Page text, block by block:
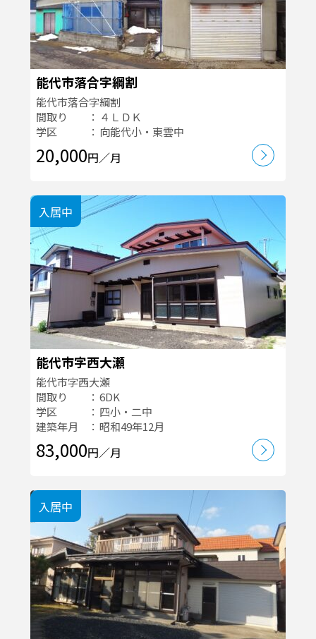
能代市落合字綱割
能代市落合字綱割
間取り
４ＬＤＫ
学区
向能代小・東雲中
20,000円／月
入居中
能代市字西大瀬
能代市字西大瀬
間取り
6DK
学区
四小・二中
建築年月
昭和49年12月
83,000円／月
入居中